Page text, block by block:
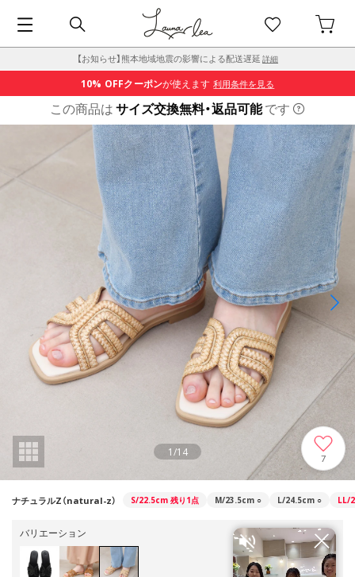
【お知らせ】熊本地域地震の影響による配送遅延 詳細
10% OFFクーポンが使えます 利用条件を見る
この商品はサイズ交換無料・返品可能です
1/14 7
ナチュラルZ（natural-z） S/22.5cm 残り1点 M/23.5cm ○ L/24.5cm ○ LL/
バリエーション